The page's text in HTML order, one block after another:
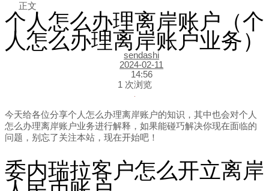
正文
个人怎么办理离岸账户（个
人怎么办理离岸账户业务）
sendashi
2024-02-11
14:56
1 次浏览
今天给各位分享个人怎么办理离岸账户的知识，其中也会对个人
怎么办理离岸账户业务进行解释，如果能碰巧解决你现在面临的
问题，别忘了关注本站，现在开始吧！
委内瑞拉客户怎么开立离岸